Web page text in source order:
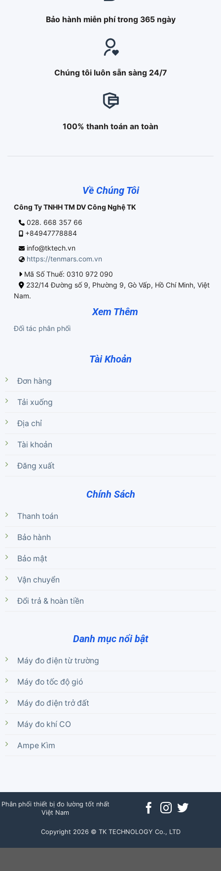
Bảo hành miễn phí trong 365 ngày
Chúng tôi luôn sẵn sàng 24/7
100% thanh toán an toàn
Về Chúng Tôi
Công Ty TNHH TM DV Công Nghệ TK
028. 668 357 66
+84947778884
info@tktech.vn
https://tenmars.com.vn
Mã Số Thuế: 0310 972 090
232/14 Đường số 9, Phường 9, Gò Vấp, Hồ Chí Minh, Việt
Nam.
Xem Thêm
Đối tác phân phối
Tài Khoản
Đơn hàng
Tải xuống
Địa chỉ
Tài khoản
Đăng xuất
Chính Sách
Thanh toán
Bảo hành
Bảo mật
Vận chuyển
Đổi trả & hoàn tiền
Danh mục nổi bật
Máy đo điện từ trường
Máy đo tốc độ gió
Máy đo điện trở đất
Máy đo khí CO
Ampe Kìm
Copyright 2026 © TK TECHNOLOGY Co., LTD
Phân phối thiết bị đo lường tốt nhất
Việt Nam